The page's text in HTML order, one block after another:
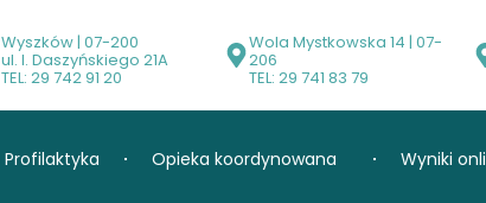
Wyszków | 07-200
ul. I. Daszyńskiego 21A
TEL: 29 742 91 20
Wola Mystkowska 14 | 07-
206
TEL: 29 741 83 79
Profilaktyka Opieka koordynowana Wyniki